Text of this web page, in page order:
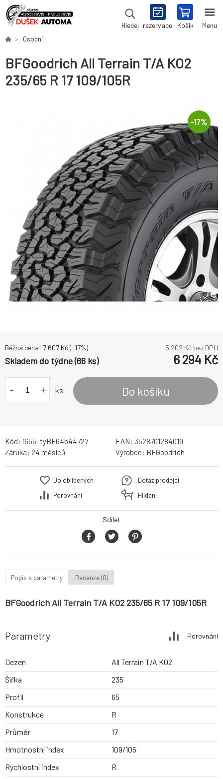
Hledej rezervace Košík Menu
Osobní
BFGoodrich All Terrain T/A KO2
235/65 R 17 109/105R
-17%
Běžná cena: 7 607Kč(-17%) 5 202 Kč bez DPH
Skladem do týdne (66 ks) 6 294 Kč
- + ks Do košíku
Kód: i655_tyBF64b44727 EAN: 3528701284019
Záruka: 24 měsíců Výrobce: BFGoodrich
Do oblíbených
Porovnání
Dotaz prodejci
Hlídání
Sdílet
Popis a parametry Recenze (0)
BFGoodrich All Terrain T/A KO2 235/65 R 17 109/105R
Parametry Porovnání
Dezen
All Terrain T/A KO2
Šířka
235
Profil
65
Konstrukce
R
Průměr
17
Hmotnostní index
109/105
Rychlostní index
R